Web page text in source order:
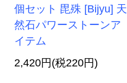
個セット 毘殊 [Bijyu] 天
然石パワーストーンア
イテム
2,420円(税220円)